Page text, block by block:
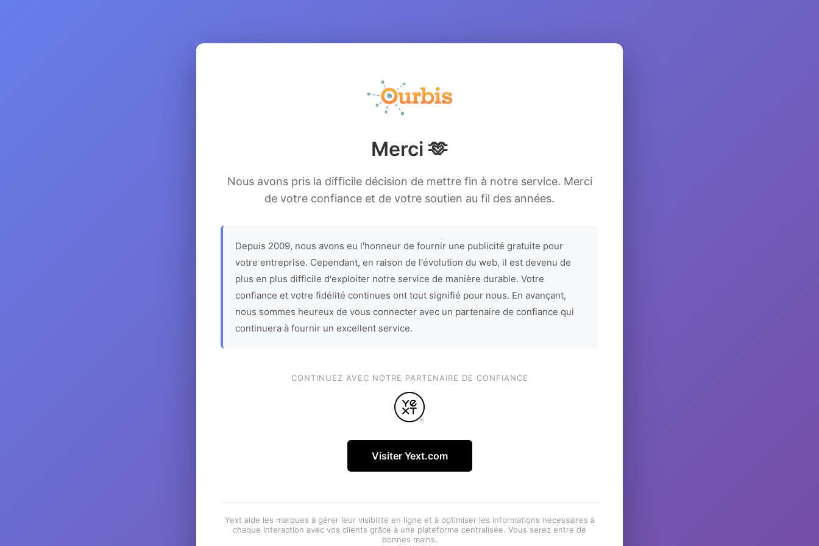
Merci 🫶
Nous avons pris la difficile décision de mettre fin à notre service. Merci
de votre confiance et de votre soutien au fil des années.
Depuis 2009, nous avons eu l'honneur de fournir une publicité gratuite pour
votre entreprise. Cependant, en raison de l'évolution du web, il est devenu de
plus en plus difficile d'exploiter notre service de manière durable. Votre
confiance et votre fidélité continues ont tout signifié pour nous. En avançant,
nous sommes heureux de vous connecter avec un partenaire de confiance qui
continuera à fournir un excellent service.
CONTINUEZ AVEC NOTRE PARTENAIRE DE CONFIANCE
Visiter Yext.com
Yext aide les marques à gérer leur visibilité en ligne et à optimiser les informations nécessaires à
chaque interaction avec vos clients grâce à une plateforme centralisée. Vous serez entre de
bonnes mains.